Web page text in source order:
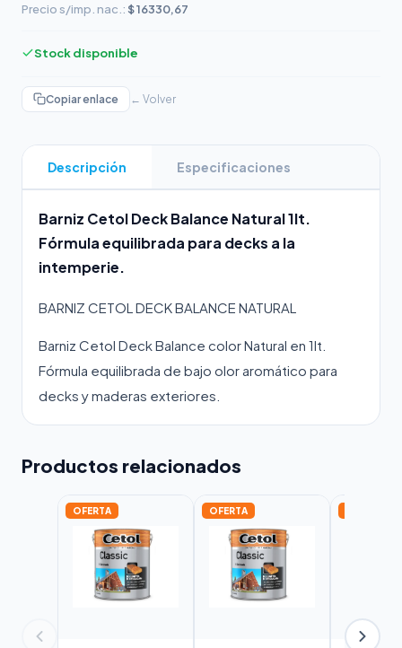
Precio s/imp. nac.: $ 16330,67
Stock disponible
Copiar enlace ← Volver
Descripción Especificaciones
Barniz Cetol Deck Balance Natural 1lt.
Fórmula equilibrada para decks a la
intemperie.
BARNIZ CETOL DECK BALANCE NATURAL
Barniz Cetol Deck Balance color Natural en 1lt.
Fórmula equilibrada de bajo olor aromático para
decks y maderas exteriores.
Productos relacionados
OFERTA OFERTA